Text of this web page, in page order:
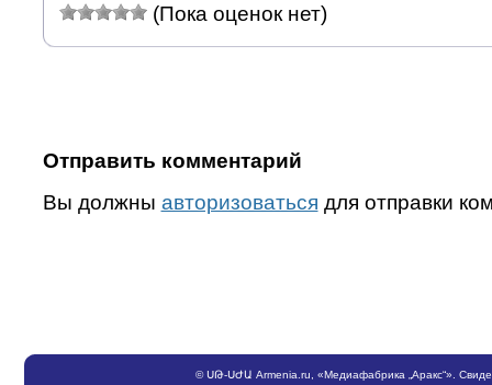
(Пока оценок нет)
Отправить комментарий
Вы должны авторизоваться для отправки
©ՍԹ-ՍԺԱ Armenia.ru , «Медиафабрика „Аракс“».